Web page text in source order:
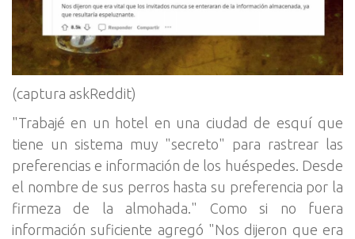
(captura askReddit)
"Trabajé en un hotel en una ciudad de esquí que
tiene un sistema muy "secreto" para rastrear las
preferencias e información de los huéspedes. Desde
el nombre de sus perros hasta su preferencia por la
firmeza de la almohada." Como si no fuera
información suficiente agregó "Nos dijeron que era